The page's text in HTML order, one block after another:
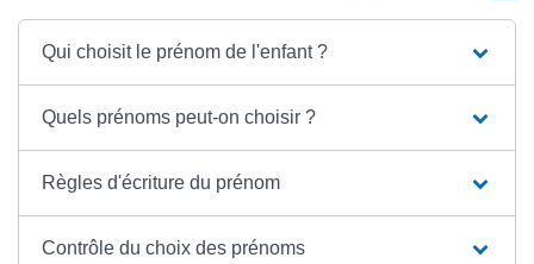
Qui choisit le prénom de l'enfant ?
Quels prénoms peut-on choisir ?
Règles d'écriture du prénom
Contrôle du choix des prénoms